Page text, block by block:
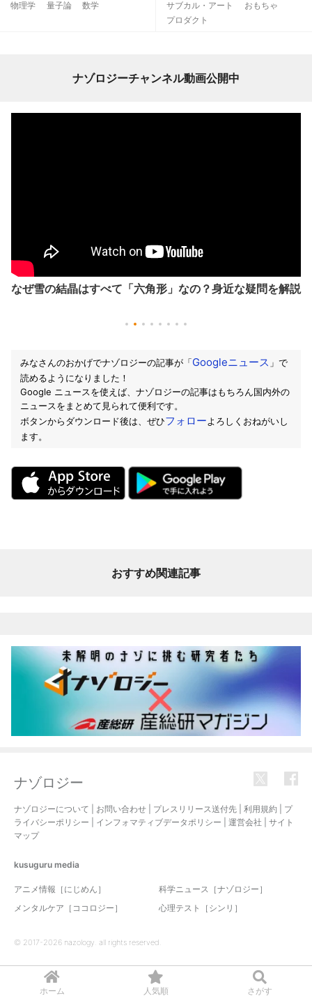
ホーム 人気順 さがす
物理学 量子論 数学 サブカル・アート
おもちゃ
プロダクト
ナゾロジーチャンネル動画公開中
なぜ雪の結晶はすべて「六角形」なの？身近な疑問を解説
みなさんのおかげでナゾロジーの記事が「Googleニュース 」で
読めるようになりました！
Google ニュースを使えば、ナゾロジーの記事はもちろん国内外の
ニュースをまとめて見られて便利です。
ボタンからダウンロード後は、ぜひフォローよろしくおねがいし
ます。
おすすめ関連記事
ナゾロジー
ナゾロジーについて お問い合わせ プレスリリース送付先 利用規約
プ
ライバシーポリシー
インフォマティブデータポリシー 運営会社
サイト
マップ
kusuguru media
アニメ情報［にじめん］
科学ニュース［ナゾロジー］
メンタルケア［ココロジー］
心理テスト［シンリ］
© 2017-2026 nazology. all rights reserved.